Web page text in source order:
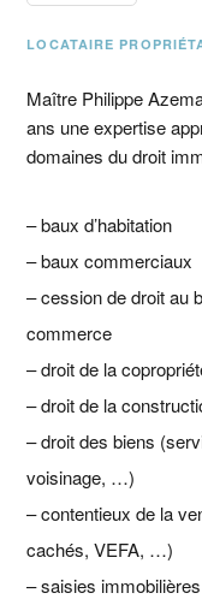
LOCATAIRE
Maître Philippe
ans une expertise
domaines du droit
– baux d’habitation
– baux commerciaux
– cession de droit au
commerce
– droit de la
– droit de la
– droit des biens
voisinage, …)
– contentieux de la
cachés, VEFA, …)
– saisies